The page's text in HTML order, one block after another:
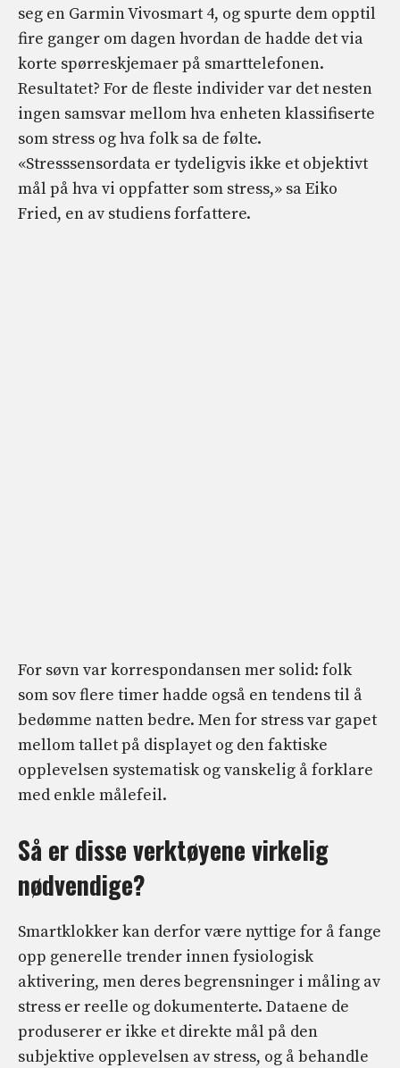
seg en Garmin Vivosmart 4, og spurte dem opptil
fire ganger om dagen hvordan de hadde det via
korte spørreskjemaer på smarttelefonen.
Resultatet? For de fleste individer var det nesten
ingen samsvar mellom hva enheten klassifiserte
som stress og hva folk sa de følte.
«Stresssensordata er tydeligvis ikke et objektivt
mål på hva vi oppfatter som stress,» sa Eiko
Fried, en av studiens forfattere.
For søvn var korrespondansen mer solid: folk
som sov flere timer hadde også en tendens til å
bedømme natten bedre. Men for stress var gapet
mellom tallet på displayet og den faktiske
opplevelsen systematisk og vanskelig å forklare
med enkle målefeil.
Så er disse verktøyene virkelig
nødvendige?
Smartklokker kan derfor være nyttige for å fange
opp generelle trender innen fysiologisk
aktivering, men deres begrensninger i måling av
stress er reelle og dokumenterte. Dataene de
produserer er ikke et direkte mål på den
subjektive opplevelsen av stress, og å behandle